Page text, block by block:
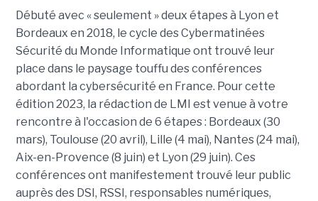
Débuté avec « seulement » deux étapes à Lyon et
Bordeaux en 2018, le cycle des Cybermatinées
Sécurité du Monde Informatique ont trouvé leur
place dans le paysage touffu des conférences
abordant la cybersécurité en France. Pour cette
édition 2023, la rédaction de LMI est venue à votre
rencontre à l'occasion de 6 étapes : Bordeaux (30
mars), Toulouse (20 avril), Lille (4 mai), Nantes (24 mai),
Aix-en-Provence (8 juin) et Lyon (29 juin). Ces
conférences ont manifestement trouvé leur public
auprès des DSI, RSSI, responsables numériques,